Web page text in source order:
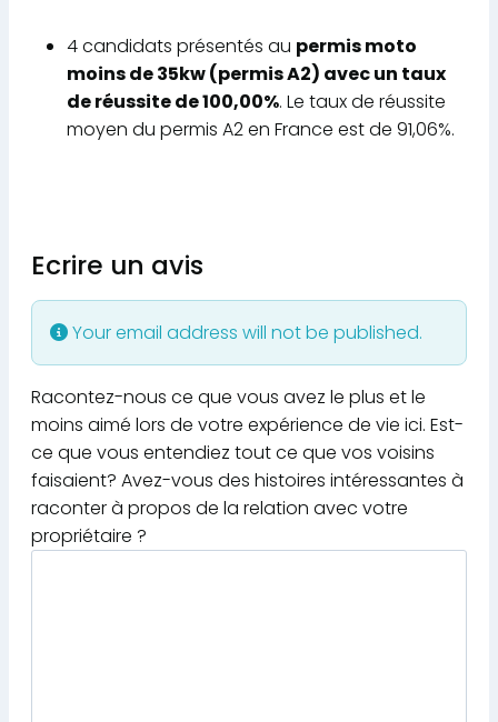
4 candidats présentés au permis moto
moins de 35kw (permis A2) avec un taux
de réussite de 100,00%. Le taux de réussite
moyen du permis A2 en France est de 91,06%.
Ecrire un avis
Your email address will not be published.
Racontez-nous ce que vous avez le plus et le
moins aimé lors de votre expérience de vie ici. Est-
ce que vous entendiez tout ce que vos voisins
faisaient? Avez-vous des histoires intéressantes à
raconter à propos de la relation avec votre
propriétaire ?